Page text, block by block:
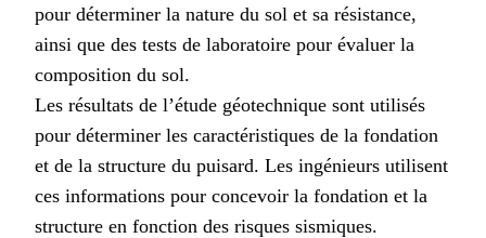
pour déterminer la nature du sol et sa résistance,
ainsi que des tests de laboratoire pour évaluer la
composition du sol.
Les résultats de l’étude géotechnique sont utilisés
pour déterminer les caractéristiques de la fondation
et de la structure du puisard. Les ingénieurs utilisent
ces informations pour concevoir la fondation et la
structure en fonction des risques sismiques.